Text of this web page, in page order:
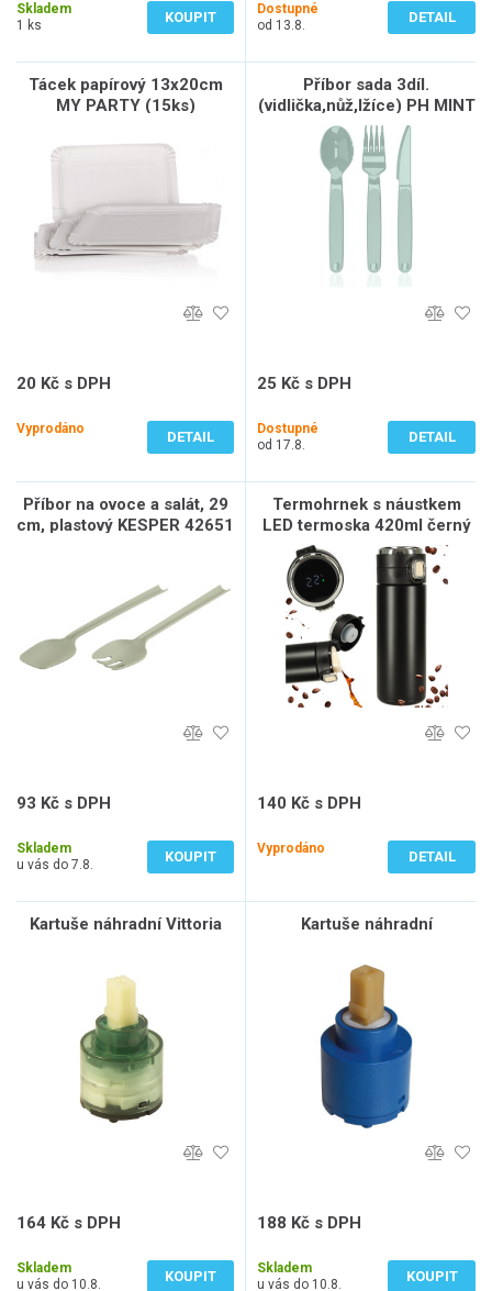
Skladem
1 ks
KOUPIT
Dostupné
od 13.8.
DETAIL
Tácek papírový 13x20cm
MY PARTY (15ks)
20 Kč s DPH
Vyprodáno
DETAIL
Příbor sada 3díl.
(vidlička,nůž,lžíce) PH MINT
CULINARIA
25 Kč s DPH
Dostupné
od 17.8.
DETAIL
Příbor na ovoce a salát, 29
cm, plastový KESPER 42651
93 Kč s DPH
Skladem
u vás do 7.8.
KOUPIT
Termohrnek s náustkem
LED termoska 420ml černý
140 Kč s DPH
Vyprodáno
DETAIL
Kartuše náhradní Vittoria
164 Kč s DPH
Skladem
u vás do 10.8.
KOUPIT
Kartuše náhradní
188 Kč s DPH
Skladem
u vás do 10.8.
KOUPIT